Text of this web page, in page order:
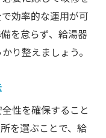
効率的な運用が可
を怠らず、給湯器
り整えましょう。
性を確保すること
を選ぶことで、給